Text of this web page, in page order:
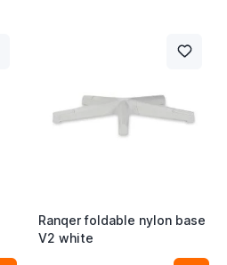
Ranqer foldable nylon base
V2 white